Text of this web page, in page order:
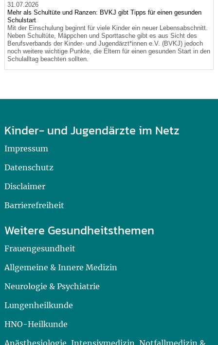
31.07.2026
Mehr als Schultüte und Ranzen: BVKJ gibt Tipps für einen gesunden
Schulstart
Mit der Einschulung beginnt für viele Kinder ein neuer Lebensabschnitt.
Neben Schultüte, Mäppchen und Sporttasche gibt es aus Sicht des
Berufsverbands der Kinder- und Jugendärzt*innen e.V. (BVKJ) jedoch
noch weitere wichtige Punkte, die Eltern für einen gesunden Start in den
Schulalltag beachten sollten.
Kinder- und Jugendärzte im Netz
Impressum
Datenschutz
Disclaimer
Barrierefreiheit
Weitere Gesundheitsthemen
Frauengesundheit
Allgemeine & Innere Medizin
Neurologie & Psychiatrie
Lungenheilkunde
HNO-Heilkunde
Anästhesiologie, Intensivmedizin, Notfallmedizin &